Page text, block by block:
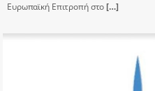
Ευρωπαϊκή Επιτροπή στο[…]